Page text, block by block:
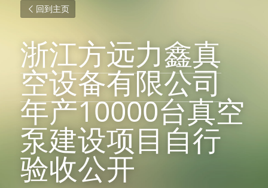
回到主页
浙江方远力鑫真
空设备有限公司
年产10000台真空
泵建设项目自行
验收公开